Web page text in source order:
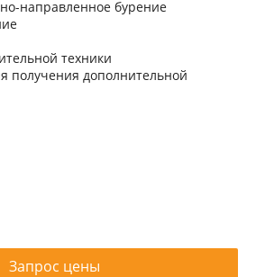
направленное бурение
техники
получения дополнительной
Запрос цены